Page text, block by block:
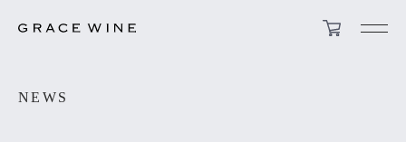
NEWS